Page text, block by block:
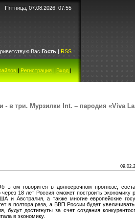
Пятница, 07.08.2026, 07:55
Вас Гость | RSS
|Регистрация|Вход|
- в три. Мурзилки Int. – пародия «Viva
говорится в долгосрочном прогнозе,
18 лет Россия сможет построить экономику
и Австралия, а также многие европейские
в полтора раза, а ВВП России будет
достигнуты за счет создания
в экономику.